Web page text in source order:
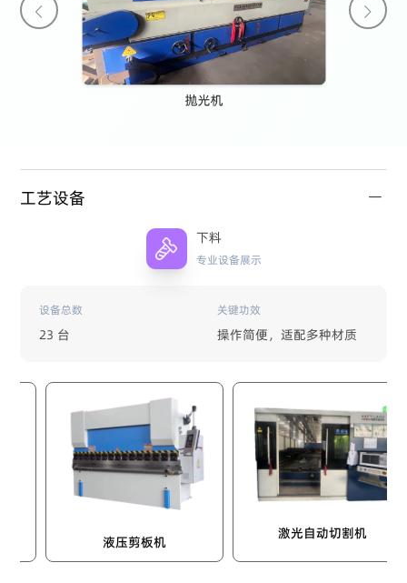
工艺设备
下料
专业设备展示
设备总数
23 台
关键功效
操作简便，适配多种材质
液压剪板机
激光自动切割机